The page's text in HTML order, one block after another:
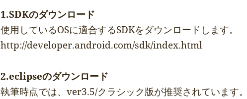
1.SDKのダウンロード
使用しているOSに適合するSDKをダウンロードします。
http://developer.android.com/sdk/index.html
2.eclipseのダウンロード
執筆時点では、ver3.5/クラシック版が推奨されています。